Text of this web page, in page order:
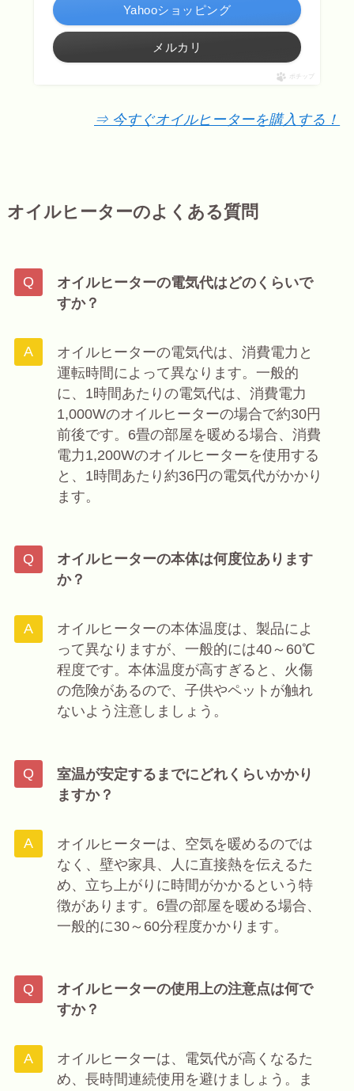
Yahooショッピング
メルカリ
ポチップ
⇒ 今すぐオイルヒーターを購入する！
オイルヒーターのよくある質問
オイルヒーターの電気代はどのくらいで
すか？
オイルヒーターの電気代は、消費電力と
運転時間によって異なります。一般的
に、1時間あたりの電気代は、消費電力
1,000Wのオイルヒーターの場合で約30円
前後です。6畳の部屋を暖める場合、消費
電力1,200Wのオイルヒーターを使用する
と、1時間あたり約36円の電気代がかかり
ます。
オイルヒーターの本体は何度位あります
か？
オイルヒーターの本体温度は、製品によ
って異なりますが、一般的には40～60℃
程度です。本体温度が高すぎると、火傷
の危険があるので、子供やペットが触れ
ないよう注意しましょう。
室温が安定するまでにどれくらいかかり
ますか？
オイルヒーターは、空気を暖めるのでは
なく、壁や家具、人に直接熱を伝えるた
め、立ち上がりに時間がかかるという特
徴があります。6畳の部屋を暖める場合、
一般的に30～60分程度かかります。
オイルヒーターの使用上の注意点は何で
すか？
オイルヒーターは、電気代が高くなるた
め、長時間連続使用を避けましょう。ま